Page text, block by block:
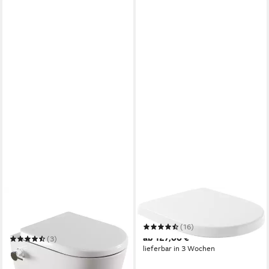
Dusch-WC mit Softclose WC-
Sitz Tiefspül-WC
spülrandloses WC Taharet
(3)
309,99 € UVP 599,00 €
-48%
(16)
ab 127,00 €
lieferbar in 3 Wochen